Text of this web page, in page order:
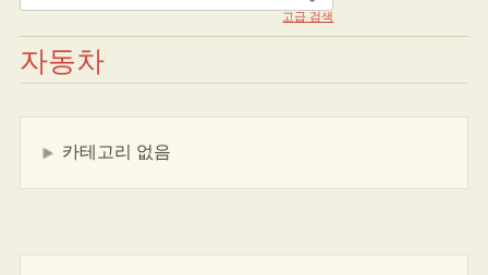
고급 검색
자동차
카테고리 없음